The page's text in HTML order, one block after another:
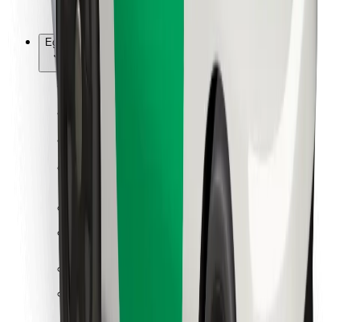
Bolt for Business
Egyéb
Beszállítók
Biztonság
Pár perc alatt ott vagyunk érted!
Bolt alkalmazás letöltése
Találd meg kedvenc ételedet!
Bolt Food app letöltése